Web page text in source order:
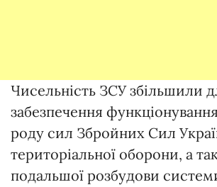
Чисельність ЗСУ збільшили
забезпечення
роду сил Збройних Сил
територіальної оборони, а
подальшої розбудови